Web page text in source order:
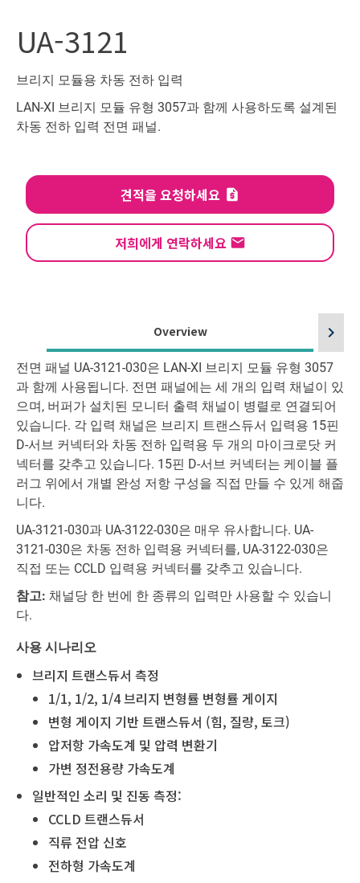
UA-3121
브리지 모듈용 차동 전하 입력
LAN-XI 브리지 모듈 유형 3057과 함께 사용하도록 설계된
차동 전하 입력 전면 패널.
견적을 요청하세요
저희에게 연락하세요
Overview
전면 패널 UA-3121-030은 LAN-XI 브리지 모듈 유형 3057
과 함께 사용됩니다. 전면 패널에는 세 개의 입력 채널이 있
으며, 버퍼가 설치된 모니터 출력 채널이 병렬로 연결되어
있습니다. 각 입력 채널은 브리지 트랜스듀서 입력용 15핀
D-서브 커넥터와 차동 전하 입력용 두 개의 마이크로닷 커
넥터를 갖추고 있습니다. 15핀 D-서브 커넥터는 케이블 플
러그 위에서 개별 완성 저항 구성을 직접 만들 수 있게 해줍
니다.
UA-3121-030과 UA-3122-030은 매우 유사합니다. UA-
3121-030은 차동 전하 입력용 커넥터를, UA-3122-030은
직접 또는 CCLD 입력용 커넥터를 갖추고 있습니다.
참고: 채널당 한 번에 한 종류의 입력만 사용할 수 있습니
다.
사용 시나리오
브리지 트랜스듀서 측정
1/1, 1/2, 1/4 브리지 변형률 변형률 게이지
변형 게이지 기반 트랜스듀서 (힘, 질량, 토크)
압저항 가속도계 및 압력 변환기
가변 정전용량 가속도계
일반적인 소리 및 진동 측정:
CCLD 트랜스듀서
직류 전압 신호
전하형 가속도계
chevron_right